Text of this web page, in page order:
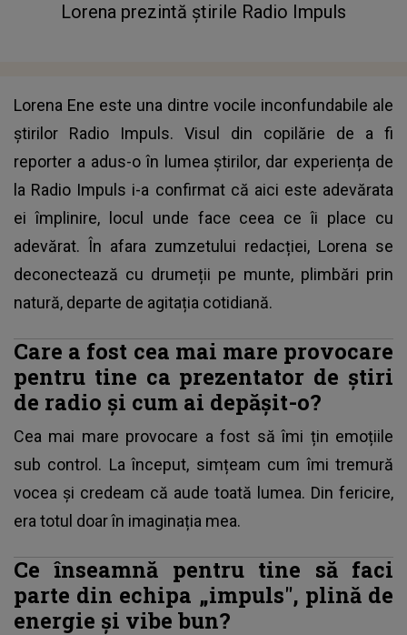
Lorena prezintă știrile Radio Impuls
Lorena Ene este una dintre vocile inconfundabile ale
știrilor Radio Impuls. Visul din copilărie de a fi
reporter a adus-o în lumea știrilor, dar experiența de
la Radio Impuls i-a confirmat că aici este adevărata
ei împlinire, locul unde face ceea ce îi place cu
adevărat. În afara zumzetului redacției, Lorena se
deconectează cu drumeții pe munte, plimbări prin
natură, departe de agitația cotidiană.
Care a fost cea mai mare provocare
pentru tine ca prezentator de știri
de radio și cum ai depășit-o?
Cea mai mare provocare a fost să îmi țin emoțiile
sub control. La început, simțeam cum îmi tremură
vocea și credeam că aude toată lumea. Din fericire,
era totul doar în imaginația mea.
Ce înseamnă pentru tine să faci
parte din echipa „impuls", plină de
energie și vibe bun?